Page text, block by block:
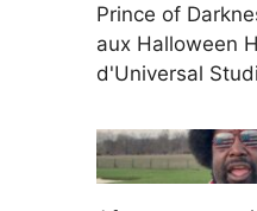
Prince of
aux Halloween
d'Universal